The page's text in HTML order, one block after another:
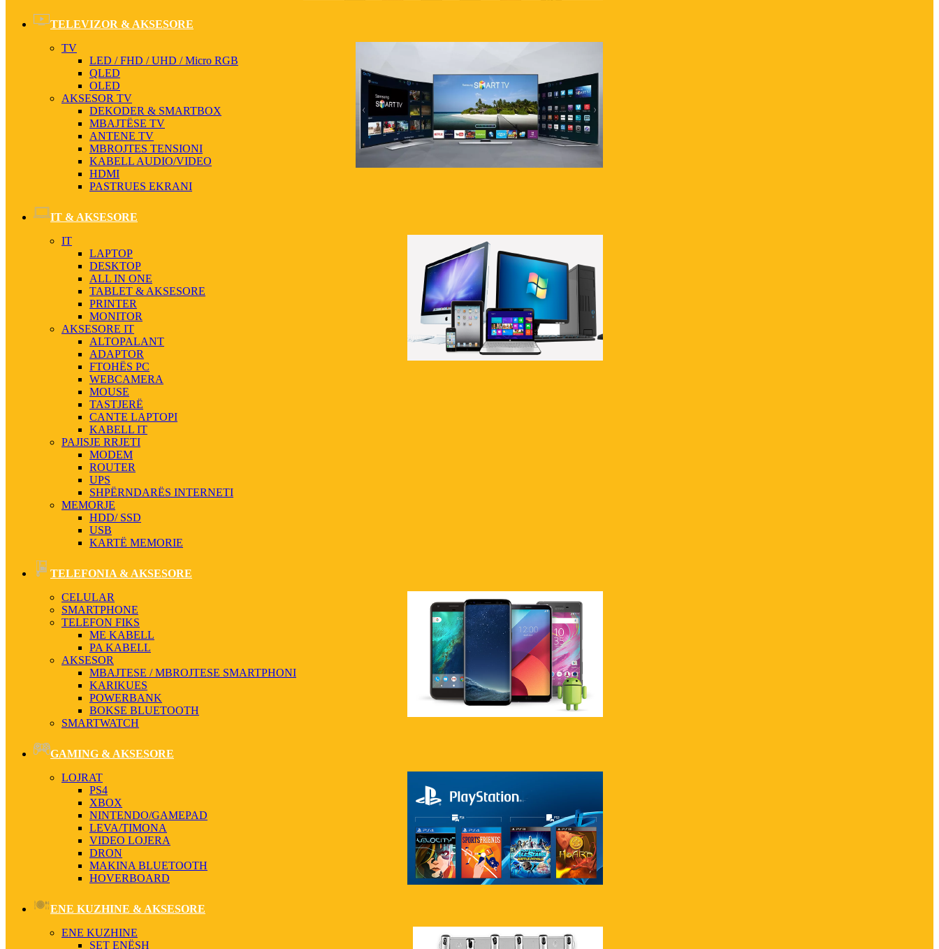
TELEVIZOR & AKSESORE
TV
LED / FHD / UHD / Micro RGB
QLED
OLED
AKSESOR TV
DEKODER & SMARTBOX
MBAJTËSE TV
ANTENE TV
MBROJTES TENSIONI
KABELL AUDIO/VIDEO
HDMI
PASTRUES EKRANI
IT & AKSESORE
IT
LAPTOP
DESKTOP
ALL IN ONE
TABLET & AKSESORE
PRINTER
MONITOR
AKSESORE IT
ALTOPALANT
ADAPTOR
FTOHËS PC
WEBCAMERA
MOUSE
TASTJERË
CANTE LAPTOPI
KABELL IT
PAJISJE RRJETI
MODEM
ROUTER
UPS
SHPËRNDARËS INTERNETI
MEMORJE
HDD/ SSD
USB
KARTË MEMORIE
TELEFONIA & AKSESORE
CELULAR
SMARTPHONE
TELEFON FIKS
ME KABELL
PA KABELL
AKSESOR
MBAJTESE / MBROJTESE SMARTPHONI
KARIKUES
POWERBANK
BOKSE BLUETOOTH
SMARTWATCH
GAMING & AKSESORE
LOJRAT
PS4
XBOX
NINTENDO/GAMEPAD
LEVA/TIMONA
VIDEO LOJERA
DRON
MAKINA BLUETOOTH
HOVERBOARD
ENE KUZHINE & AKSESORE
ENE KUZHINE
SET ENËSH